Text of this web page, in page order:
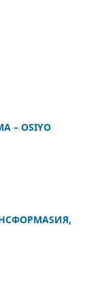
– OSIYO